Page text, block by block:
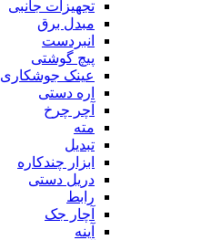
تجهیزات جانبی
مبدل برق
انبردست
پیچ گوشتی
عینک جوشکاری
اره دستی
آچر چرخ
مته
تبدیل
ابزار چندکاره
دریل دستی
رابط
آچار جک
آینه